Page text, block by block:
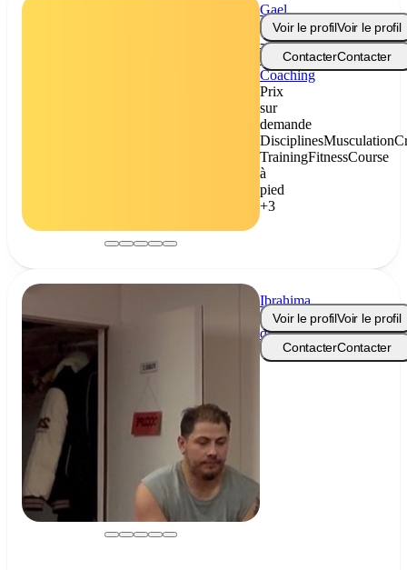
Gael
Sagi
-
Sagi
Coaching
Prix
sur
demande
DisciplinesMusculation
TrainingFitnessCourse
à
pied
+3
Voir le profilVoir le profil
ContacterContacter
Ibrahima
Deme
dia
Voir le profilVoir le profil
ContacterContacter